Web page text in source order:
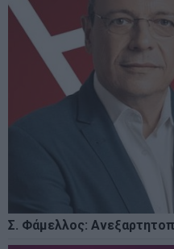
Σ. Φάμελλος: